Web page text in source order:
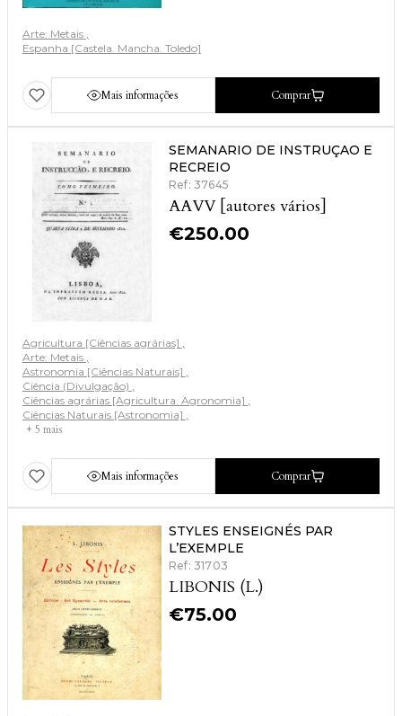
Arte: Metais
Espanha [Castela. Mancha. Toledo]
Mais informações Comprar
SEMANARIO DE INSTRUÇAO E
RECREIO
Ref: 37645
AAVV [autores vários]
€250.00
Agricultura [Ciências agrárias]
Arte: Metais
Astronomia [Ciências Naturais]
Ciência (Divulgação)
Ciências agrárias [Agricultura. Agronomia]
Ciências Naturais [Astronomia]
+ 5 mais
Mais informações Comprar
STYLES ENSEIGNÉS PAR
L’EXEMPLE
Ref: 31703
LIBONIS (L.)
€75.00